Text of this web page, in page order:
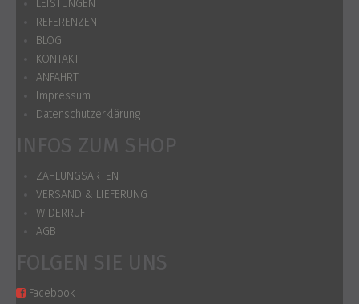
LEISTUNGEN
REFERENZEN
BLOG
KONTAKT
ANFAHRT
Impressum
Datenschutzerklärung
INFOS ZUM SHOP
ZAHLUNGSARTEN
VERSAND & LIEFERUNG
WIDERRUF
AGB
FOLGEN SIE UNS
Facebook